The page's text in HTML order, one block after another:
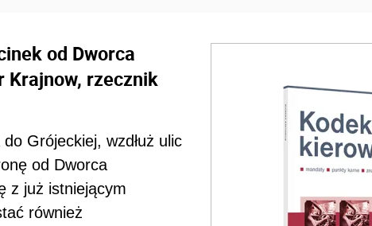
od Dworca
Krajnow, rzecznik
Grójeckiej, wzdłuż ulic
od Dworca
z już istniejącym
również